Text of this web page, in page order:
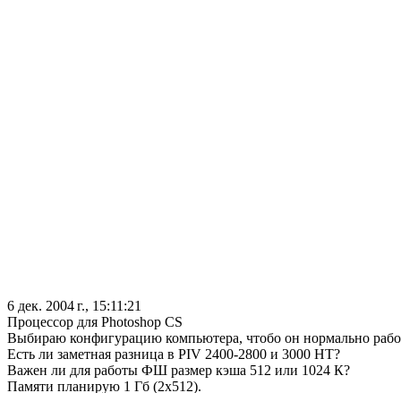
6 дек. 2004 г., 15:11:21
Процессор для Photoshop CS
Выбираю конфигурацию компьютера, чтобо он нормально
Есть ли заметная разница в PIV 2400-2800 и 3000 НТ?
Важен ли для работы ФШ размер кэша 512 или 1024 К?
Памяти планирую 1 Гб (2х512).